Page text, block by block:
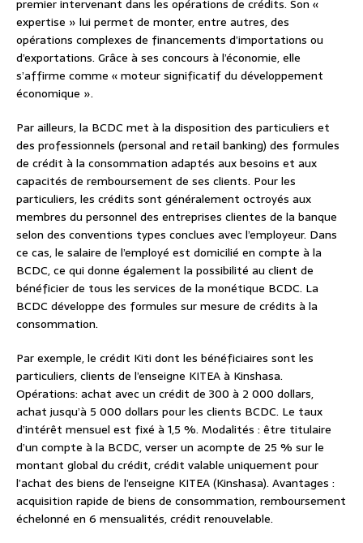
premier intervenant dans les opérations de crédits. Son «
expertise » lui permet de monter, entre autres, des
opérations complexes de financements d’importations ou
d’exportations. Grâce à ses concours à l’économie, elle
s’affirme comme « moteur significatif du développement
économique ».
Par ailleurs, la BCDC met à la disposition des particuliers et
des professionnels (personal and retail banking) des formules
de crédit à la consommation adaptés aux besoins et aux
capacités de remboursement de ses clients. Pour les
particuliers, les crédits sont généralement octroyés aux
membres du personnel des entreprises clientes de la banque
selon des conventions types conclues avec l’employeur. Dans
ce cas, le salaire de l’employé est domicilié en compte à la
BCDC, ce qui donne également la possibilité au client de
bénéficier de tous les services de la monétique BCDC. La
BCDC développe des formules sur mesure de crédits à la
consommation.
Par exemple, le crédit Kiti dont les bénéficiaires sont les
particuliers, clients de l’enseigne KITEA à Kinshasa.
Opérations: achat avec un crédit de 300 à 2 000 dollars,
achat jusqu’à 5 000 dollars pour les clients BCDC. Le taux
d’intérêt mensuel est fixé à 1,5 %. Modalités : être titulaire
d’un compte à la BCDC, verser un acompte de 25 % sur le
montant global du crédit, crédit valable uniquement pour
l’achat des biens de l’enseigne KITEA (Kinshasa). Avantages :
acquisition rapide de biens de consommation, remboursement
échelonné en 6 mensualités, crédit renouvelable.